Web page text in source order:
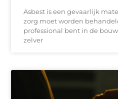
Asbest is een gevaarlijk
zorg moet worden
professional bent in de
zelver